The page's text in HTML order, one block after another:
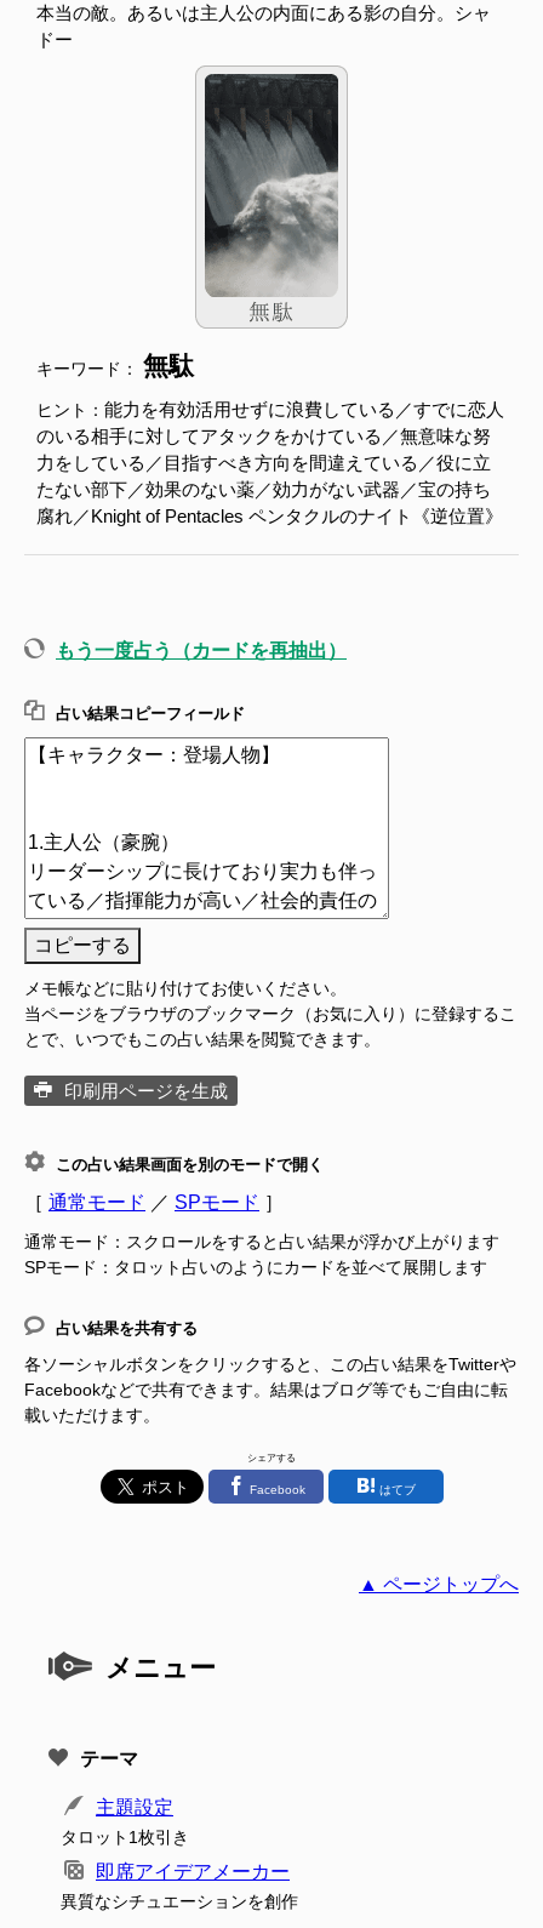
本当の敵。あるいは主人公の内面にある影の自分。シャ
ドー
キーワード： 無駄
ヒント： 能力を有効活用せずに浪費している／すでに恋人
のいる相手に対してアタックをかけている／無意味な努
力をしている／目指すべき方向を間違えている／役に立
たない部下／効果のない薬／効力がない武器／宝の持ち
腐れ／Knight of Pentacles ペンタクルのナイト《逆位置》
もう一度占う（カードを再抽出）
占い結果コピーフィールド
コピーする
メモ帳などに貼り付けてお使いください。
当ページをブラウザのブックマーク（お気に入り）に登録するこ
とで、いつでもこの占い結果を閲覧できます。
印刷用ページを生成
この占い結果画面を別のモードで開く
［ 通常モード ／ SPモード ］
通常モード：スクロールをすると占い結果が浮かび上がります
SPモード：タロット占いのようにカードを並べて展開します
占い結果を共有する
各ソーシャルボタンをクリックすると、この占い結果をTwitterや
Facebookなどで共有できます。結果はブログ等でもご自由に転
載いただけます。
シェアする
Facebook はてブ
▲ ページトップへ
メニュー
テーマ
主題設定
タロット1枚引き
即席アイデアメーカー
異質なシチュエーションを創作